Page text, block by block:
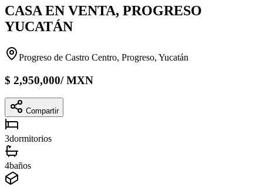
CASA EN VENTA, PROGRESO
YUCATÁN
Progreso de Castro Centro, Progreso, Yucatán
$ 2,950,000/MXN
Compartir
3dormitorios
4baños